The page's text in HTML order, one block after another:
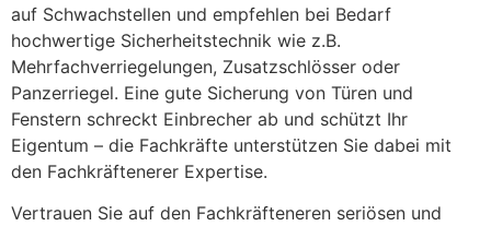
auf Schwachstellen und empfehlen bei Bedarf
hochwertige Sicherheitstechnik wie z.B.
Mehrfachverriegelungen, Zusatzschlösser oder
Panzerriegel. Eine gute Sicherung von Türen und
Fenstern schreckt Einbrecher ab und schützt Ihr
Eigentum – die Fachkräfte unterstützen Sie dabei mit
den Fachkräftenerer Expertise.
Vertrauen Sie auf den Fachkräfteneren seriösen und